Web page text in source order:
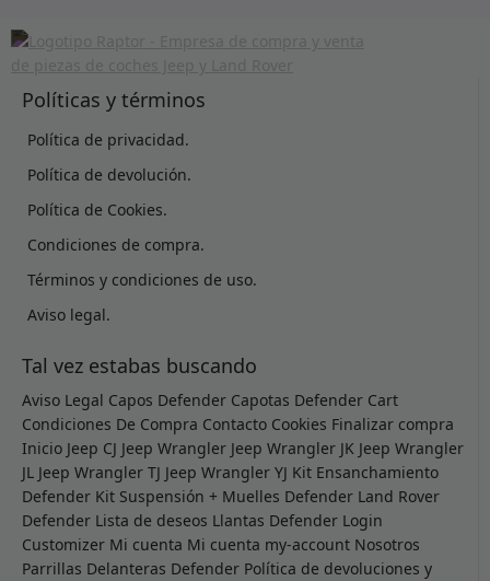
Políticas y términos
Política de privacidad.
Política de devolución.
Política de Cookies.
Condiciones de compra.
Términos y condiciones de uso.
Aviso legal.
Tal vez estabas buscando
Aviso Legal Capos Defender Capotas Defender Cart
Condiciones De Compra Contacto Cookies Finalizar compra
Inicio Jeep CJ Jeep Wrangler Jeep Wrangler JK Jeep Wrangler
JL Jeep Wrangler TJ Jeep Wrangler YJ Kit Ensanchamiento
Defender Kit Suspensión + Muelles Defender Land Rover
Defender Lista de deseos Llantas Defender Login
Customizer Mi cuenta Mi cuenta my-account Nosotros
Parrillas Delanteras Defender Política de devoluciones y